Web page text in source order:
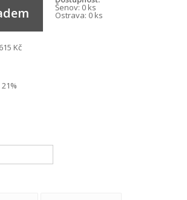
Šenov: 0 ks
Ostrava: 0 ks
Kč